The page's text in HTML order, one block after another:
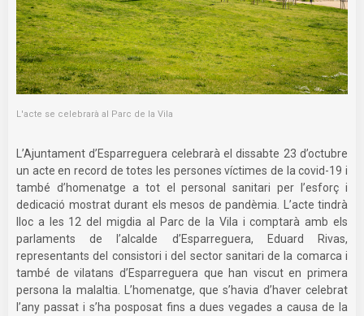
L'acte se celebrarà al Parc de la Vila
L’Ajuntament d’Esparreguera celebrarà el dissabte 23 d’octubre
un acte en record de totes les persones víctimes de la covid-19 i
també d’homenatge a tot el personal sanitari per l’esforç i
dedicació mostrat durant els mesos de pandèmia. L’acte tindrà
lloc a les 12 del migdia al Parc de la Vila i comptarà amb els
parlaments de l’alcalde d’Esparreguera, Eduard Rivas,
representants del consistori i del sector sanitari de la comarca i
també de vilatans d’Esparreguera que han viscut en primera
persona la malaltia. L’homenatge, que s’havia d’haver celebrat
l’any passat i s’ha posposat fins a dues vegades a causa de la